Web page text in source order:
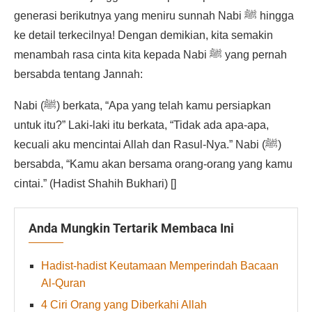
generasi berikutnya yang meniru sunnah Nabi ﷺ hingga
ke detail terkecilnya! Dengan demikian, kita semakin
menambah rasa cinta kita kepada Nabi ﷺ yang pernah
bersabda tentang Jannah:
Nabi (ﷺ) berkata, “Apa yang telah kamu persiapkan
untuk itu?” Laki-laki itu berkata, “Tidak ada apa-apa,
kecuali aku mencintai Allah dan Rasul-Nya.” Nabi (ﷺ)
bersabda, “Kamu akan bersama orang-orang yang kamu
cintai.” (Hadist Shahih Bukhari) []
Anda Mungkin Tertarik Membaca Ini
Hadist-hadist Keutamaan Memperindah Bacaan
Al-Quran
4 Ciri Orang yang Diberkahi Allah